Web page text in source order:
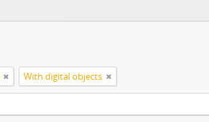
With digital objects